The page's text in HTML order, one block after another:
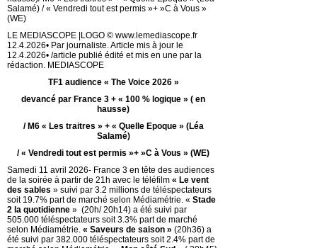
Salamé) / « Vendredi tout est permis »+ »C à Vous »
(WE)
LE MEDIASCOPE |LOGO © www.lemediascope.fr
12.4.2026• Par journaliste. Article mis à jour le
12.4.2026• /article publié édité et mis en une par la
rédaction. MEDIASCOPE
TF1 audience « The Voice 2026 »
devancé par France 3 + « 100 % logique » ( en
hausse)
/ M6 « Les traitres » + « Quelle Epoque » (Léa
Salamé)
/ « Vendredi tout est permis »+ »C à Vous » (WE)
Samedi 11 avril 2026- France 3 en tête des audiences
de la soirée à partir de 21h avec le téléfilm « Le vent
des sables » suivi par 3.2 millions de téléspectateurs
soit 19.7% part de marché selon Médiamétrie. « Stade
2 la quotidienne » (20h/ 20h14) a été suivi par
505.000 téléspectateurs soit 3.3% part de marché
selon Médiamétrie. « Saveurs de saison » (20h36) a
été suivi par 382.000 téléspectateurs soit 2.4% part de